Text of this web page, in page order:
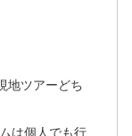
地ツアーどち
は個人でも行